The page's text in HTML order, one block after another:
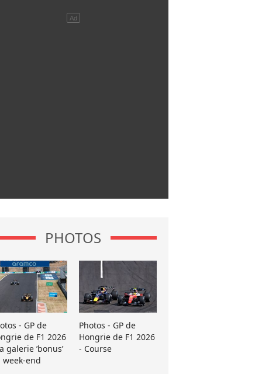
PHOTOS
- GP de
de F1 2026
galerie ’bonus’
week-end
Photos - GP de
Hongrie de F1 2026
- Course